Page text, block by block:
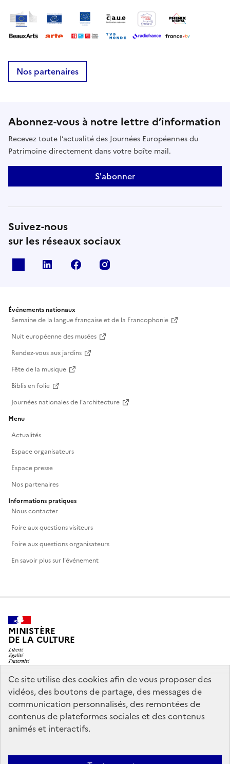
Ce site utilise des cookies afin de vous proposer des
vidéos, des boutons de partage, des messages de
communication personnalisés, des remontées de
contenus de plateformes sociales et des contenus
animés et interactifs.
animant une collecte de fonds en partenariat avec
la Fondation du Patrimoine.
Nos partenaires
Abonnez-vous à notre lettre d’information
Recevez toute l’actualité des Journées Européennes du
Patrimoine directement dans votre boîte mail.
S'abonner
Suivez-nous
sur les réseaux sociaux
Linkedin Facebook
Événements nationaux
Semaine de la langue française et de la Francophonie
Nuit européenne des musées
Rendez-vous aux jardins
Fête de la musique
Biblis en folie
Journées nationales de l'architecture
Menu
Actualités
Espace organisateurs
Espace presse
Nos partenaires
Informations pratiques
Nous contacter
Foire aux questions visiteurs
Foire aux questions organisateurs
En savoir plus sur l'événement
MINISTÈRE
DE LA CULTURE
legifrance.gouv.fr
info.gouv.fr
service-public.gouv.fr
data.gouv.fr
Mentions légales